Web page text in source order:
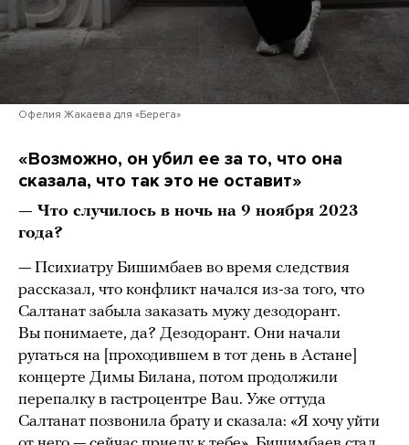
Офелия Жакаева для «Берега»
«Возможно, он убил ее за то, что она
сказала, что так это не оставит»
— Что случилось в ночь на 9 ноября 2023
года?
— Психиатру Бишимбаев во время следствия
рассказал, что конфликт начался из-за того, что
Салтанат забыла заказать мужу дезодорант.
Вы понимаете, да? Дезодорант. Они начали
ругаться на [проходившем в тот день в Астане]
концерте Димы Билана, потом продолжили
перепалку в гастроцентре Bau. Уже оттуда
Салтанат позвонила брату и сказала: «Я хочу уйти